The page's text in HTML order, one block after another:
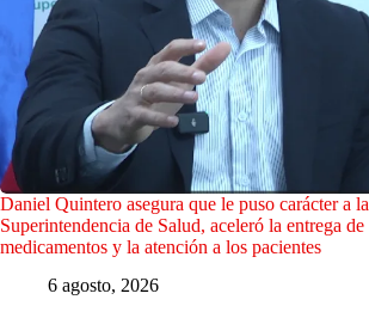
Daniel Quintero asegura que le puso carácter a la
Superintendencia de Salud, aceleró la entrega de
medicamentos y la atención a los pacientes
6 agosto, 2026